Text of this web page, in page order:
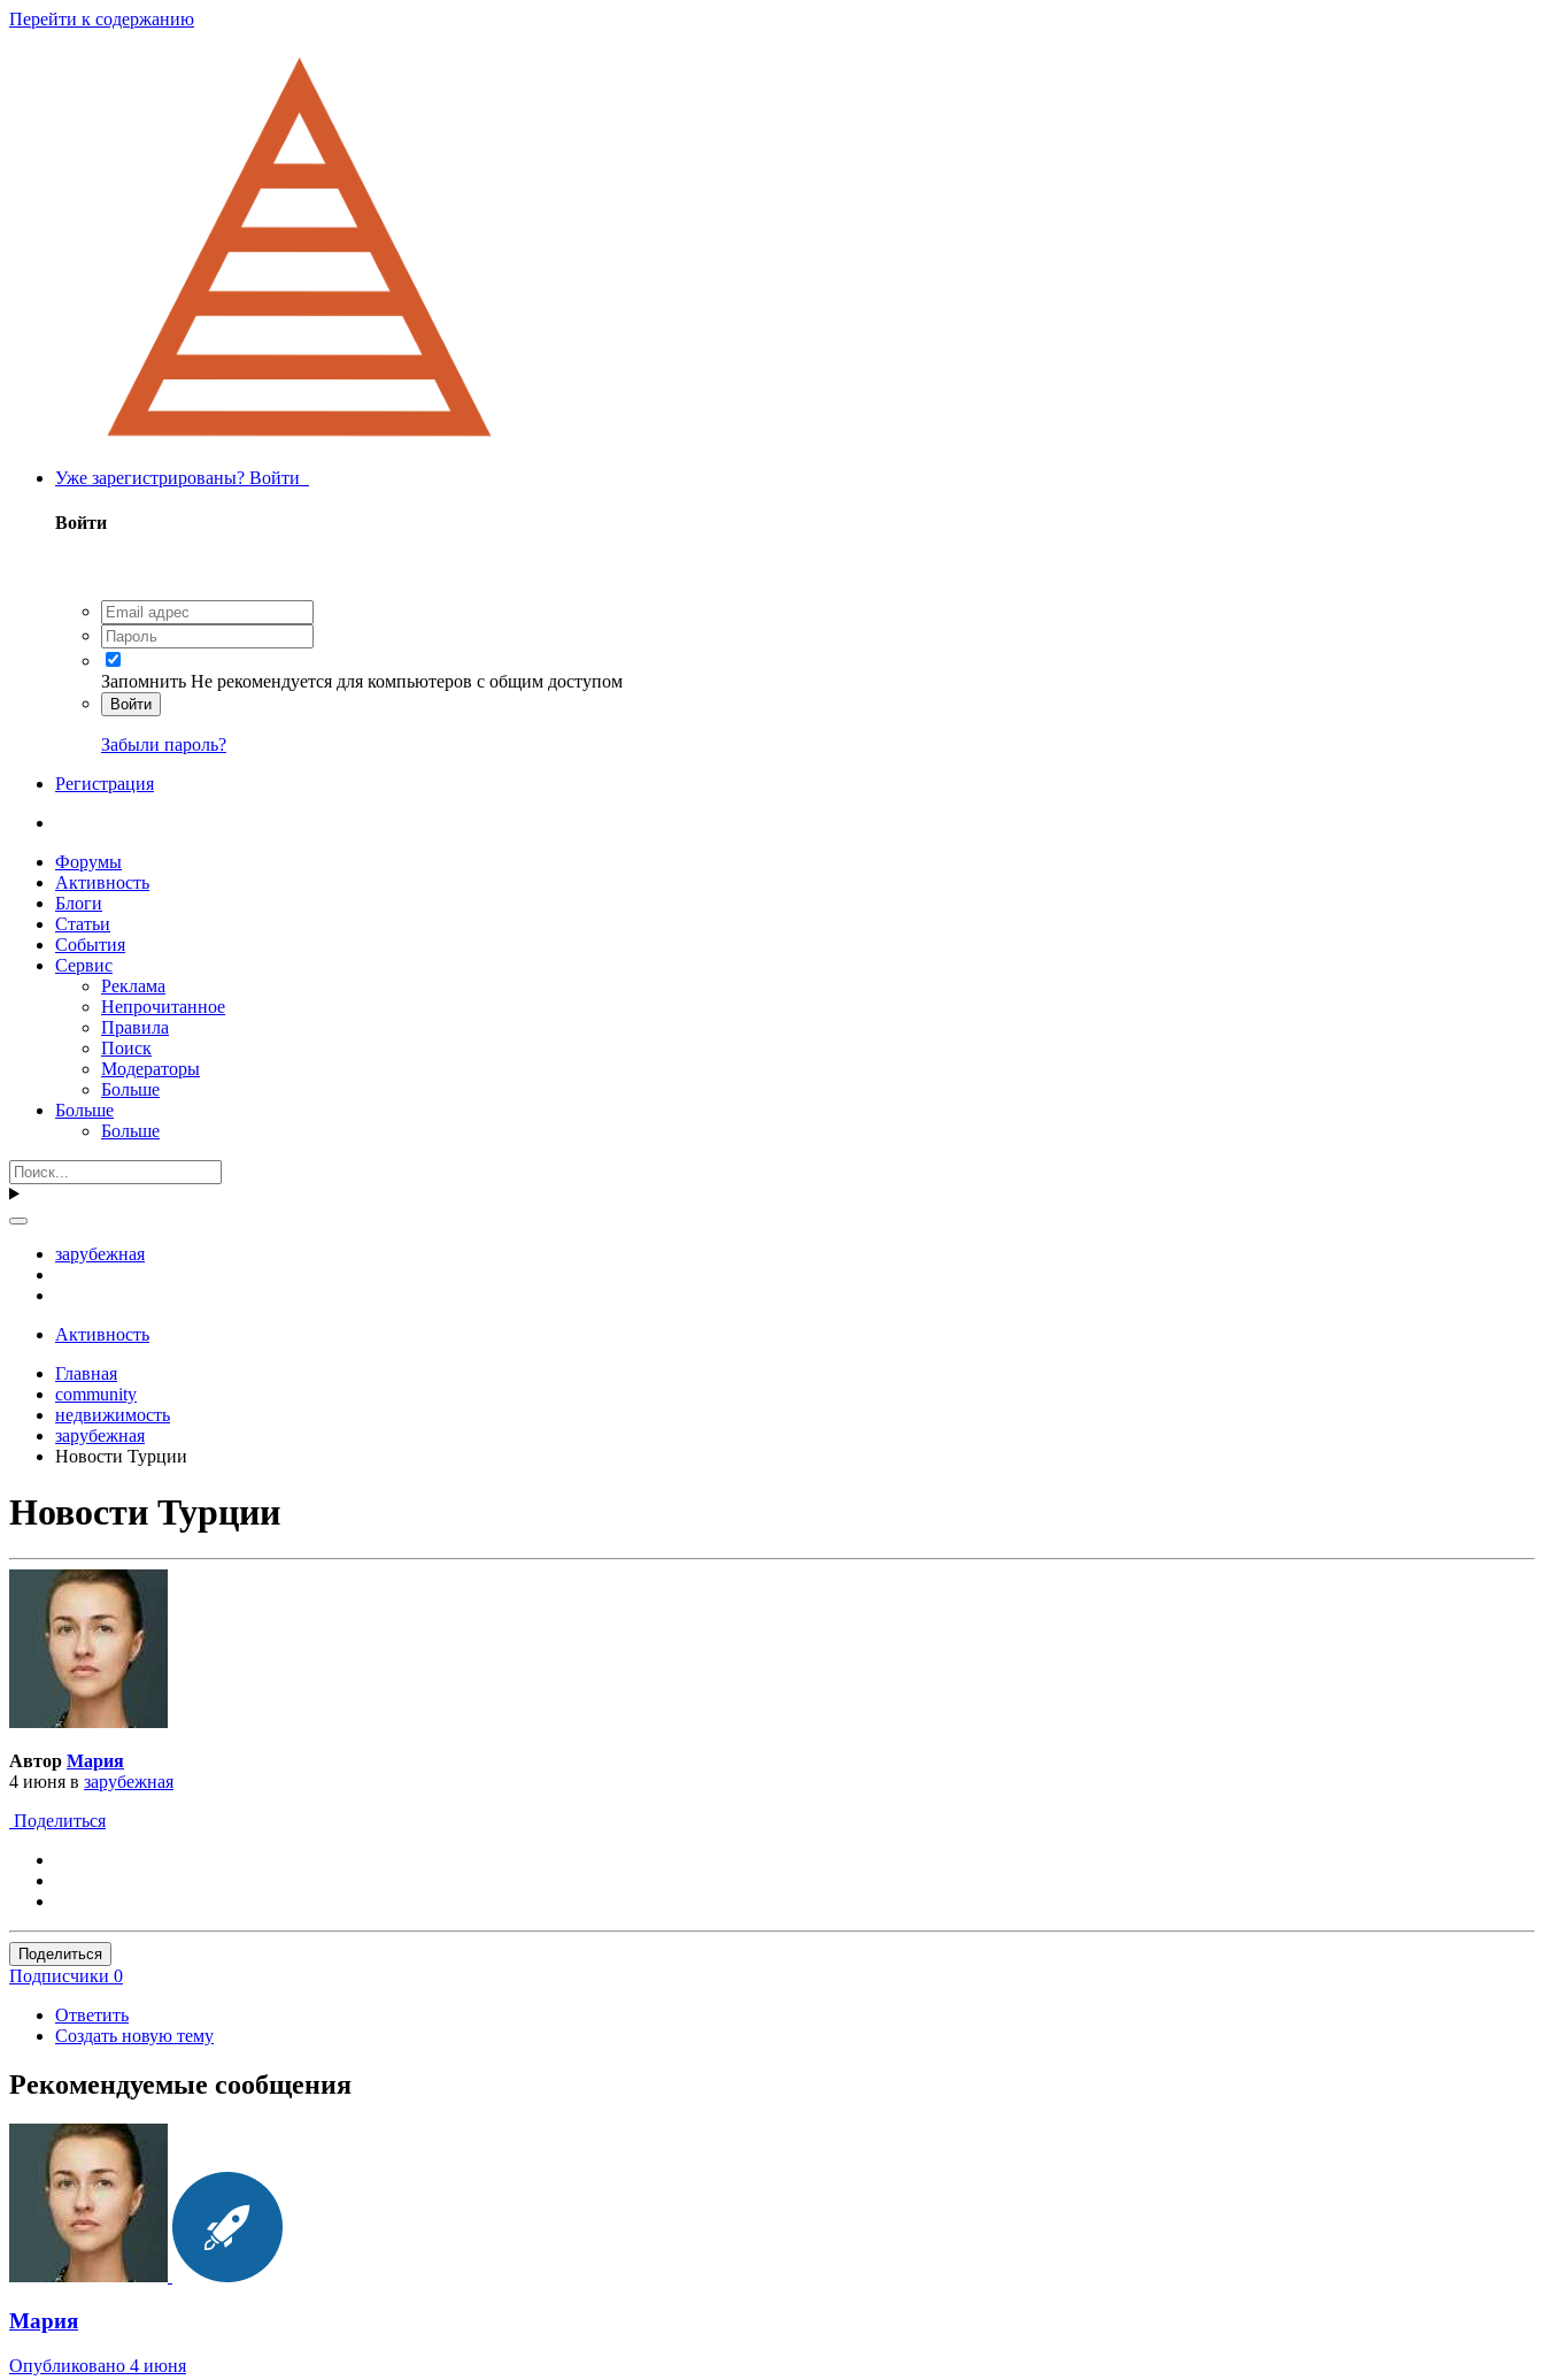
Перейти к содержанию
Уже зарегистрированы? Войти
Войти
Запомнить Не рекомендуется для компьютеров с общим доступом
Войти
Забыли пароль?
Регистрация
Форумы
Активность
Блоги
Статьи
События
Сервис
Реклама
Непрочитанное
Правила
Поиск
Модераторы
Больше
Больше
Больше
зарубежная
Активность
Главная
community
недвижимость
зарубежная
Новости Турции
Новости Турции
Автор Мария
4 июня в зарубежная
Поделиться
Поделиться
Подписчики 0
Ответить
Создать новую тему
Рекомендуемые сообщения
Мария
Опубликовано 4 июня